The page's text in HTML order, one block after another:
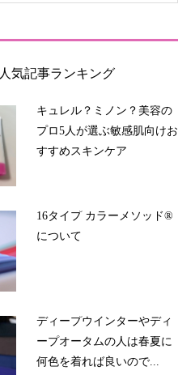
人気記事ランキング
キュレル？ミノン？美容の
プロ5人が選ぶ敏感肌向けお
すすめスキンケア
16タイプ カラーメソッド®
について
ディープウインターやディ
ープオータムの人は春夏に
何色を着れば良いので...